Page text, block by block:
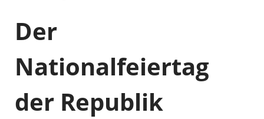
Der
Nationalfeiertag
der Republik